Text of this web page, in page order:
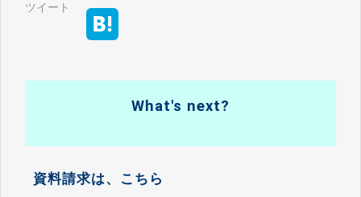
ツイート
What's next?
資料請求は、こちら